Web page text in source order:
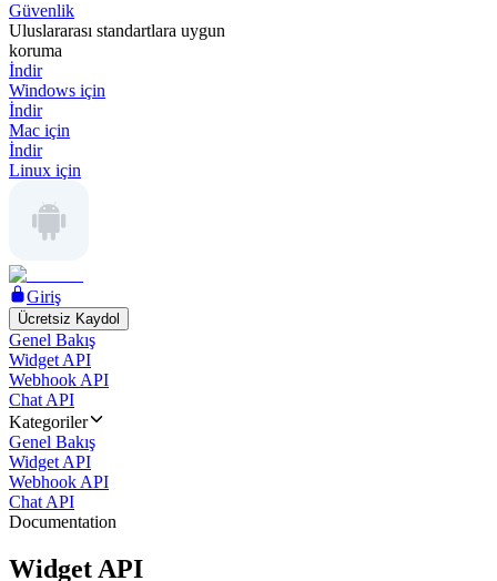
Güvenlik
Uluslararası standartlara uygun
koruma
İndir
Windows için
İndir
Mac için
İndir
Linux için
Giriş
Ücretsiz Kaydol
Genel Bakış
Widget API
Webhook API
Chat API
Kategoriler
Genel Bakış
Widget API
Webhook API
Chat API
Documentation
Widget API